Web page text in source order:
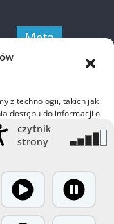
z technologii, takich jak
dostępu do informacji o
przetwarzać dane,
identyfikatory na
może
Meta
Kanał komentarzy
WordPress.org
. Wszystkie prawa
czytnik
strony